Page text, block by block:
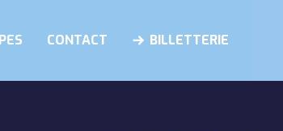
CONTACT BILLETTERIE